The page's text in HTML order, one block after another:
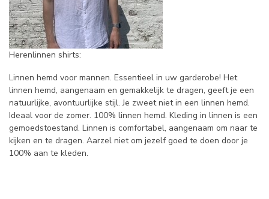
Herenlinnen shirts:
Linnen hemd voor mannen. Essentieel in uw garderobe! Het
linnen hemd, aangenaam en gemakkelijk te dragen, geeft je een
natuurlijke, avontuurlijke stijl. Je zweet niet in een linnen hemd.
Ideaal voor de zomer. 100% linnen hemd. Kleding in linnen is een
gemoedstoestand. Linnen is comfortabel, aangenaam om naar te
kijken en te dragen. Aarzel niet om jezelf goed te doen door je
100% aan te kleden.